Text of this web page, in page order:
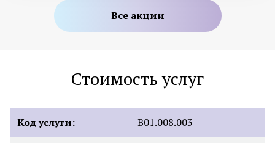
Все акции
Стоимость услуг
Код услуги: B01.008.003